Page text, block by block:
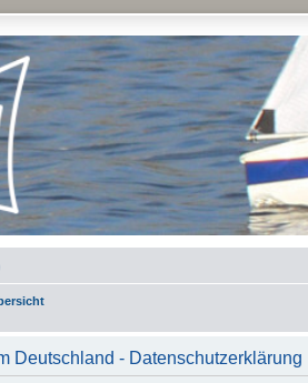
Deutschland
Deutschland - Datenschutzerklärung